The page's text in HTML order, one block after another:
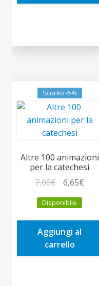
Sconto -5%
Altre 100 animazioni
per la catechesi
7,00€
prezzo
originale
era:
7,00€.
6,65€
è:
Disponibile
Aggiungi al
carrello